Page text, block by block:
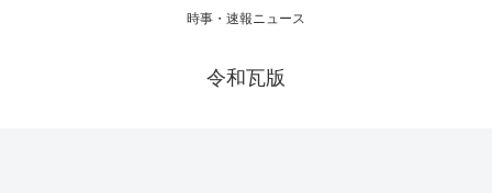
時事・速報ニュース
令和瓦版